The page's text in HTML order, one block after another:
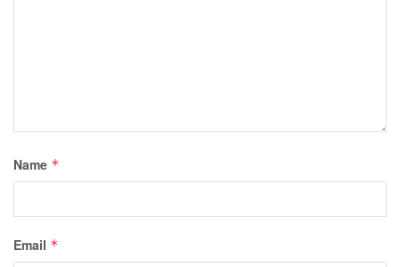
Name *
Email *